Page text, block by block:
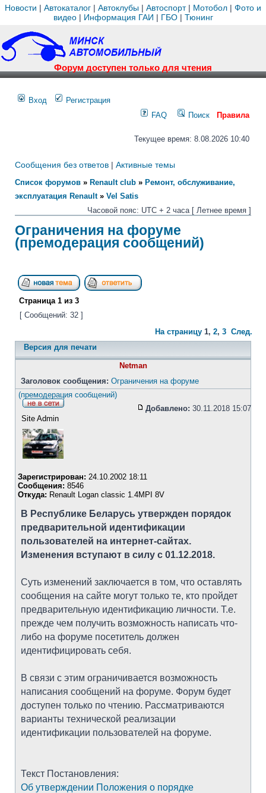
Новости | Автокаталог | Автоклубы | Автоспорт| Мотобол | Фото и
видео| Информация ГАИ | ГБО| Тюнинг
Форум доступен только для чтения
Вход
Регистрация
FAQ
Поиск Правила
Текущее время: 8.08.2026 10:40
Сообщения без ответов | Активные темы
Список форумов » Renault club » Ремонт, обслуживание,
эксплуатация Renault» Vel Satis
Часовой пояс: UTC + 2 часа [ Летнее время ]
Ограничения на форуме
(премодерация сообщений)
Страница 1 из 3
[ Сообщений: 32 ]
На страницу 1, 2, 3 След.
Версия для печати
Netman
Заголовок сообщения: Ограничения на форуме
(премодерация сообщений)
Добавлено: 30.11.2018 15:07
Site Admin
Зарегистрирован: 24.10.2002 18:11
Сообщения: 8546
Откуда: Renault Logan classic 1.4MPI 8V
В Республике Беларусь утвержден порядок
предварительной идентификации
пользователей на интернет-сайтах.
Изменения вступают в силу с 01.12.2018.
Суть изменений заключается в том, что оставлять
сообщения на сайте могут только те, кто пройдет
предварительную идентификацию личности. Т.е.
прежде чем получить возможность написать что-
либо на форуме посетитель должен
идентифицировать себя.
В связи с этим ограничивается возможность
написания сообщений на форуме. Форум будет
доступен только по чтению. Рассматриваются
варианты технической реализации
идентификации пользователей на форуме.
Текст Постановления:
Об утверждении Положения о порядке